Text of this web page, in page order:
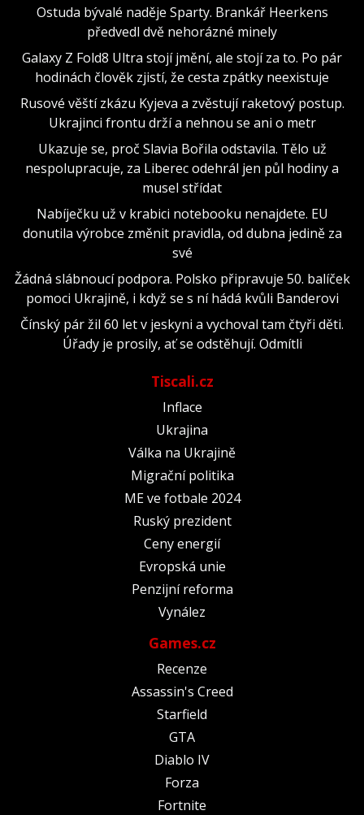
Ostuda bývalé naděje Sparty. Brankář Heerkens
předvedl dvě nehorázné minely
Galaxy Z Fold8 Ultra stojí jmění, ale stojí za to. Po pár
hodinách člověk zjistí, že cesta zpátky neexistuje
Rusové věští zkázu Kyjeva a zvěstují raketový postup.
Ukrajinci frontu drží a nehnou se ani o metr
Ukazuje se, proč Slavia Bořila odstavila. Tělo už
nespolupracuje, za Liberec odehrál jen půl hodiny a
musel střídat
Nabíječku už v krabici notebooku nenajdete. EU
donutila výrobce změnit pravidla, od dubna jedině za
své
Žádná slábnoucí podpora. Polsko připravuje 50. balíček
pomoci Ukrajině, i když se s ní hádá kvůli Banderovi
Čínský pár žil 60 let v jeskyni a vychoval tam čtyři děti.
Úřady je prosily, ať se odstěhují. Odmítli
Tiscali.cz
Inflace
Ukrajina
Válka na Ukrajině
Migrační politika
ME ve fotbale 2024
Ruský prezident
Ceny energií
Evropská unie
Penzijní reforma
Vynález
Games.cz
Recenze
Assassin's Creed
Starfield
GTA
Diablo IV
Forza
Fortnite